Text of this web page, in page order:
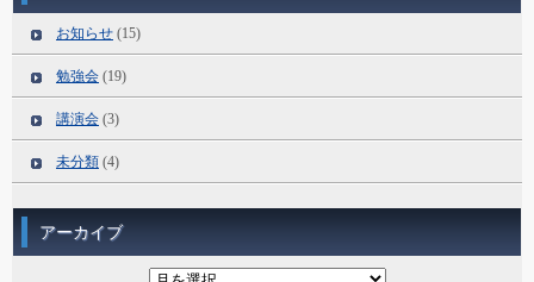
お知らせ (15)
勉強会 (19)
講演会 (3)
未分類 (4)
アーカイブ